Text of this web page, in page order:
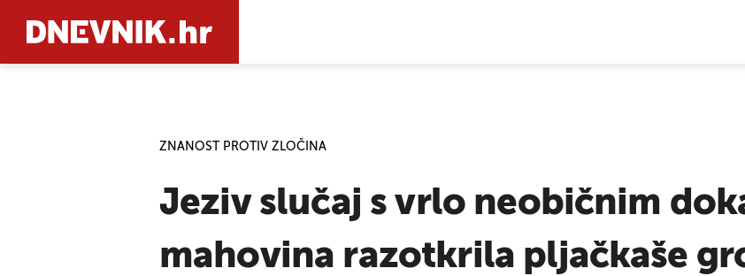
ZNANOST PROTIV ZLOČINA
Jeziv slučaj s vrlo neobičnim
mahovina razotkrila pljačkaše